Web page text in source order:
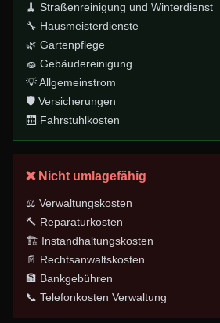
🧹 Straßenreinigung und Winterdienst
🔧 Hausmeisterdienste
🌿 Gartenpflege
🧽 Gebäudereinigung
💡 Allgemeinstrom
🛡️ Versicherungen
🛗 Fahrstuhlkosten
❌ Nicht umlagefähig
⚖️ Verwaltungskosten
🔨 Reparaturkosten
🏗️ Instandhaltungskosten
📄 Rechtsanwaltskosten
🏦 Bankgebühren
📞 Telefonkosten Verwaltung